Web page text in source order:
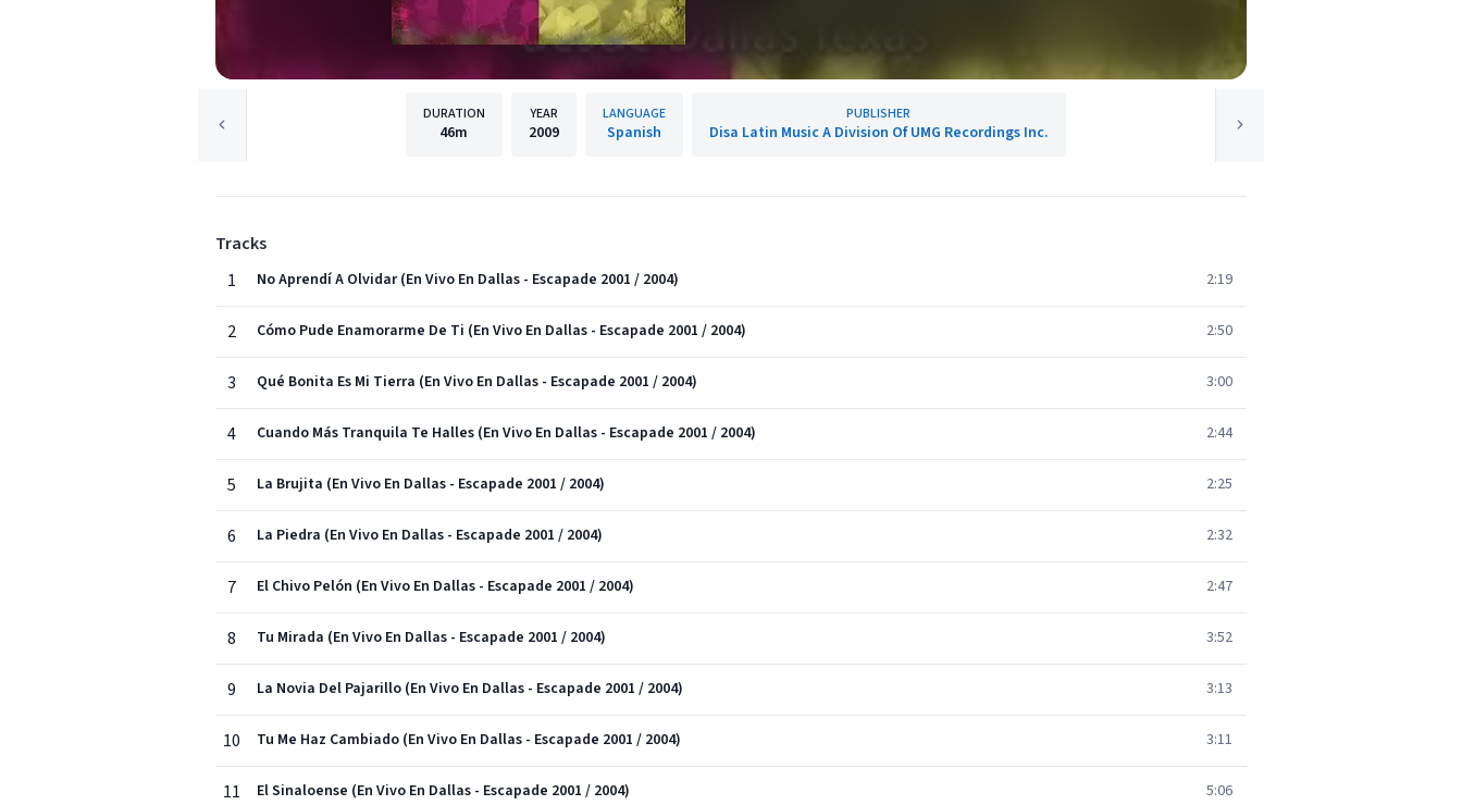
DURATION
46m
YEAR
2009
LANGUAGE
Spanish
PUBLISHER
Disa Latin Music A Division Of UMG Recordings Inc.
Tracks
1
No Aprendí A Olvidar (En Vivo En Dallas - Escapade 2001 / 2004) 2:19
2 Cómo Pude Enamorarme De Ti (En Vivo En Dallas - Escapade 2001 / 2004) 2:50
3 Qué Bonita Es Mi Tierra (En Vivo En Dallas - Escapade 2001 / 2004) 3:00
4 Cuando Más Tranquila Te Halles (En Vivo En Dallas - Escapade 2001 / 2004) 2:44
5 La Brujita (En Vivo En Dallas - Escapade 2001 / 2004) 2:25
6 La Piedra (En Vivo En Dallas - Escapade 2001 / 2004) 2:32
7 El Chivo Pelón (En Vivo En Dallas - Escapade 2001 / 2004) 2:47
8 Tu Mirada (En Vivo En Dallas - Escapade 2001 / 2004) 3:52
9 La Novia Del Pajarillo (En Vivo En Dallas - Escapade 2001 / 2004) 3:13
10 Tu Me Haz Cambiado (En Vivo En Dallas - Escapade 2001 / 2004) 3:11
11 El Sinaloense (En Vivo En Dallas - Escapade 2001 / 2004) 5:06